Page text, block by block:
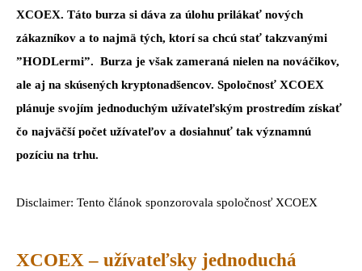
XCOEX. Táto burza si dáva za úlohu prilákať nových
zákazníkov a to najmä tých, ktorí sa chcú stať takzvanými
”HODLermi”. Burza je však zameraná nielen na nováčikov,
ale aj na skúsených kryptonadšencov. Spoločnosť XCOEX
plánuje svojím jednoduchým užívateľským prostredím získať
čo najväčší počet užívateľov a dosiahnuť tak významnú
pozíciu na trhu.
Disclaimer: Tento článok sponzorovala spoločnosť XCOEX
XCOEX – užívateľsky jednoduchá